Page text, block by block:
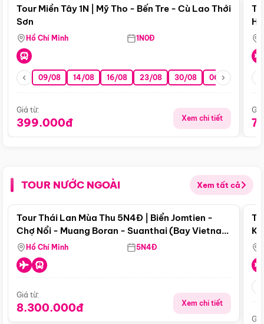
Tour Miền Tây 1N | Mỹ Tho - Bến Tre - Cù Lao Thới
Sơn
Hồ Chí Minh 1N0Đ
09/08 14/08 16/08 23/08 30/08 06/09 13/09
Giá từ:
399.000đ Xem chi tiết
TOUR NƯỚC NGOÀI Xem tất cả
Điểm nổi bật
Tour Thái Lan Mùa Thu 5N4Đ | Biển Jomtien -
Chợ Nổi - Muang Boran - Suanthai (Bay Vietnam
Airlines)
Hồ Chí Minh 5N4Đ
Giá từ:
8.300.000đ Xem chi tiết